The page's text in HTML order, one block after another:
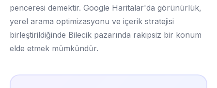
penceresi demektir. Google Haritalar'da görünürlük,
yerel arama optimizasyonu ve içerik stratejisi
birleştirildiğinde Bilecik pazarında rakipsiz bir konum
elde etmek mümkündür.